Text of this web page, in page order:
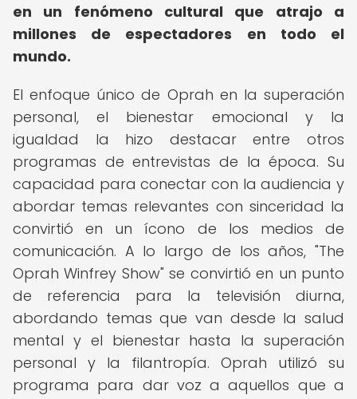
en un fenómeno cultural que atrajo a
millones de espectadores en todo el
mundo.
El enfoque único de Oprah en la superación
personal, el bienestar emocional y la
igualdad la hizo destacar entre otros
programas de entrevistas de la época. Su
capacidad para conectar con la audiencia y
abordar temas relevantes con sinceridad la
convirtió en un ícono de los medios de
comunicación. A lo largo de los años, "The
Oprah Winfrey Show" se convirtió en un punto
de referencia para la televisión diurna,
abordando temas que van desde la salud
mental y el bienestar hasta la superación
personal y la filantropía. Oprah utilizó su
programa para dar voz a aquellos que a